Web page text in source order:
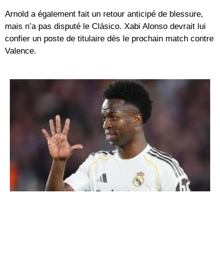
Arnold a également fait un retour anticipé de blessure,
mais n’a pas disputé le Clásico. Xabi Alonso devrait lui
confier un poste de titulaire dès le prochain match contre
Valence.